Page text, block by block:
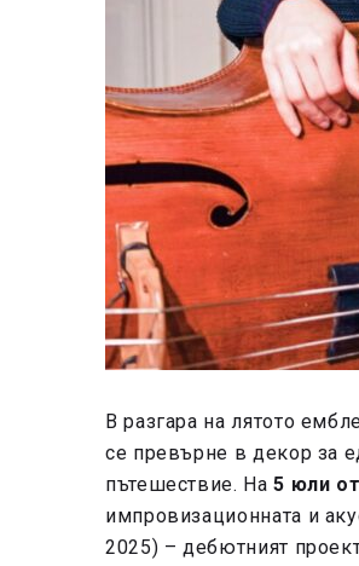
В разгара на лятото
се превърне в декор за
пътешествие. На5 юли
импровизационната и
2025) – дебютният